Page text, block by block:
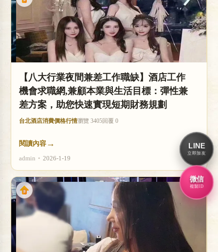
【八大行業夜間兼差工作職缺】酒店工作
機會求職網,兼顧本業與生活目標：彈性兼
差方案，助您快速實現短期財務規劃
台北酒店消費價格行情瀏覽 3405回覆 0
閱讀內容 →
admin • 2026-1-19
LINE
立即加友
微信
複製ID